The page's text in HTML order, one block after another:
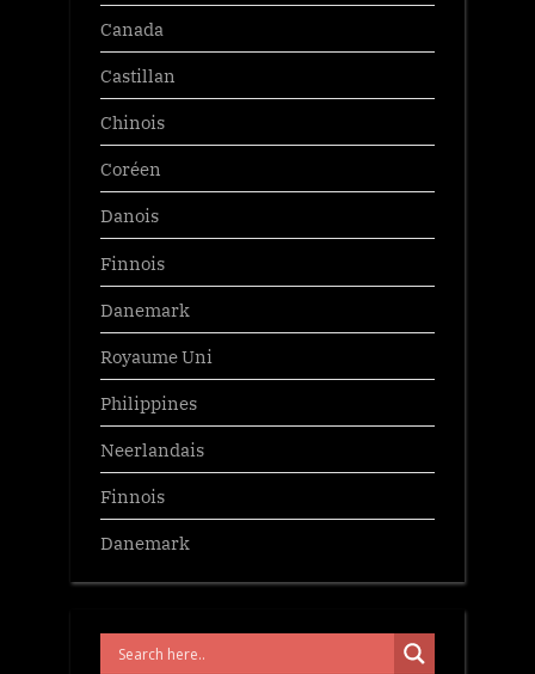
Canada
Castillan
Chinois
Coréen
Danois
Finnois
Danemark
Royaume Uni
Philippines
Neerlandais
Finnois
Danemark